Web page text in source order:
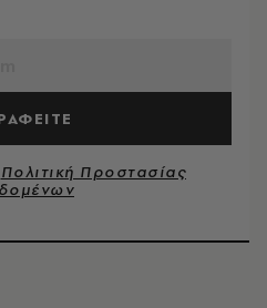
Πολιτική Προστασίας